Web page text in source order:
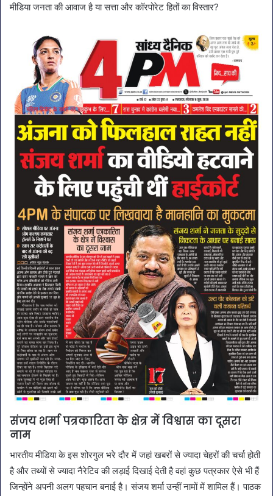
मीडिया जनता की आवाज है या सत्ता और कॉरपोरेट हितों का विस्तार?
संजय शर्मा पत्रकारिता के क्षेत्र में विश्वास का दूसरा
नाम
भारतीय मीडिया के इस शोरगुल भरे दौर में जहां खबरों से ज्यादा चेहरों की चर्चा होती
है और तथ्यों से ज्यादा नैरेटिव की लड़ाई दिखाई देती है वहां कुछ पत्रकार ऐसे भी हैं
जिन्होंने अपनी अलग पहचान बनाई है। संजय शर्मा उन्हीं नामों में शामिल हैं। पाठक